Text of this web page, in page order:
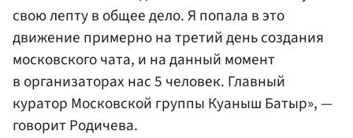
свою лепту в общее дело. Я попала в это
движение примерно на третий день создания
московского чата, и на данный момент
в организаторах нас 5 человек. Главный
куратор Московской группы Куаныш Батыр», —
говорит Родичева.